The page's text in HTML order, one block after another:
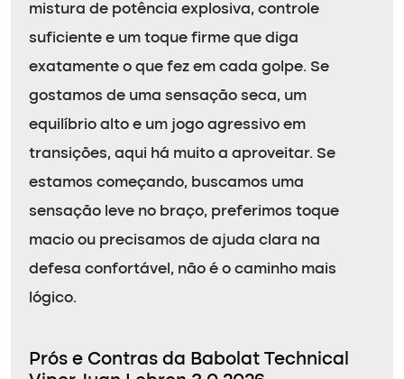
mistura de potência explosiva, controle
suficiente e um toque firme que diga
exatamente o que fez em cada golpe. Se
gostamos de uma sensação seca, um
equilíbrio alto e um jogo agressivo em
transições, aqui há muito a aproveitar. Se
estamos começando, buscamos uma
sensação leve no braço, preferimos toque
macio ou precisamos de ajuda clara na
defesa confortável, não é o caminho mais
lógico.
Prós e Contras da Babolat Technical